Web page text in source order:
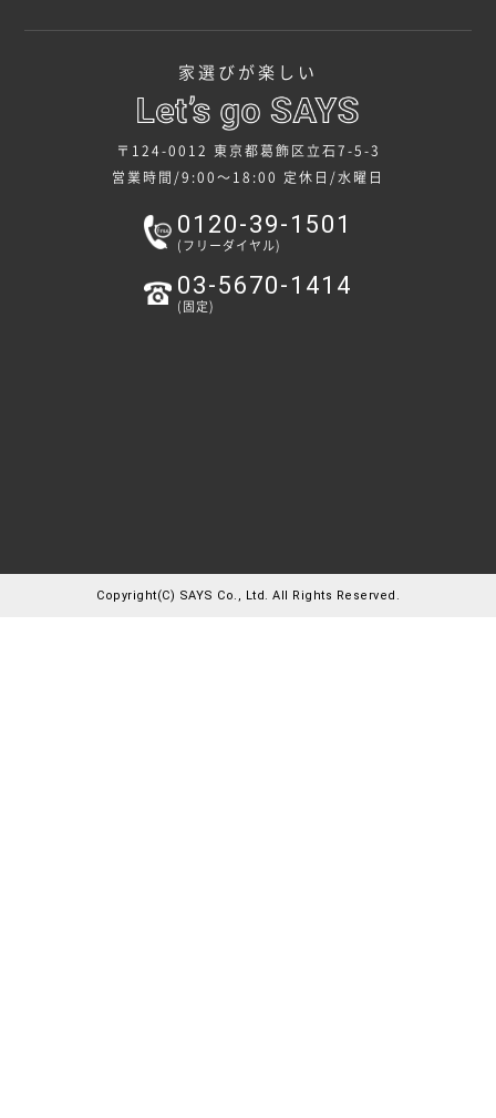
家選びが楽しい
〒124-0012 東京都葛飾区立石7-5-3
営業時間/9:00～18:00 定休日/水曜日
0120-39-1501
(フリーダイヤル)
03-5670-1414
(固定)
Copyright(C) SAYS Co., Ltd. All Rights Reserved.